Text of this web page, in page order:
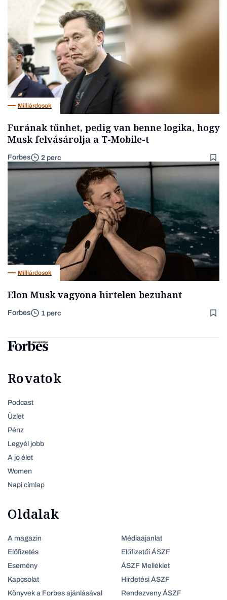
Milliárdosok
Furának tűnhet, pedig van benne logika, hogy
Musk felvásárolja a T-Mobile-t
Forbes 2 perc
Milliárdosok
Elon Musk vagyona hirtelen bezuhant
Forbes 1 perc
Rovatok
Podcast
Üzlet
Pénz
Legyél jobb
A jó élet
Women
Napi címlap
Oldalak
A magazin
Előfizetés
Esemény
Kapcsolat
Könyvek a Forbes ajánlásával
Médiaajanlat
Előfizetői ÁSZF
ÁSZF Melléklet
Hirdetési ÁSZF
Rendezveny ÁSZF